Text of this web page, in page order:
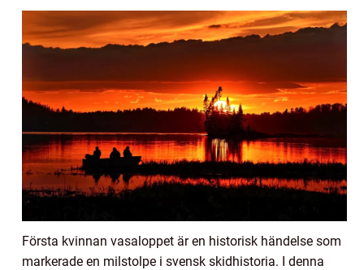
Första kvinnan vasaloppet är en historisk händelse som
markerade en milstolpe i svensk skidhistoria. I denna